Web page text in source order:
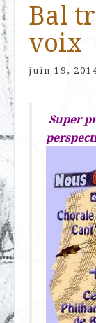
Bal
voix
juin 19,
Super